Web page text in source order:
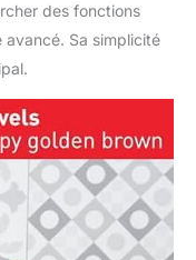
des fonctions
Sa simplicité